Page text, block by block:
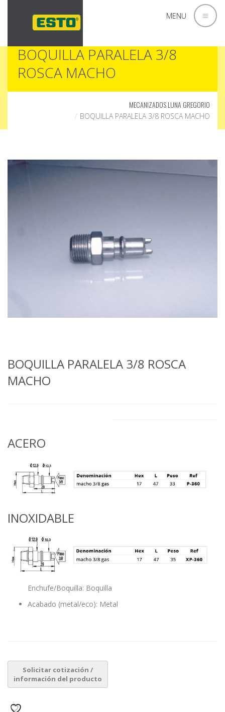
MENU
BOQUILLA PARALELA 3/8
ROSCA MACHO
MECANIZADOS LUNA GREGORIO
BOQUILLA PARALELA 3/8 ROSCA MACHO
BOQUILLA PARALELA 3/8 ROSCA
MACHO
ACERO
INOXIDABLE
Enchufe/Boquilla: Boquilla
Acabado (metal/eco): Metal